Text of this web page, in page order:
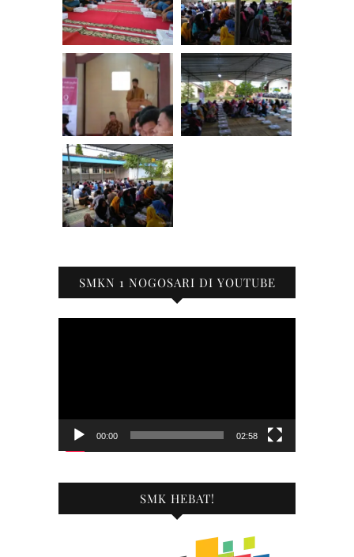
SMKN 1 NOGOSARI DI YOUTUBE
00:00 02:58
SMK HEBAT!